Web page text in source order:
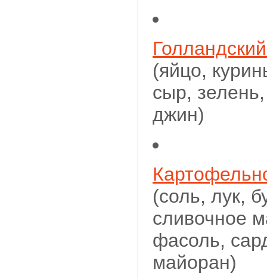
(яйцо,
сыр,
джин)
(соль, лук,
сливочное
фасоль,
майоран)